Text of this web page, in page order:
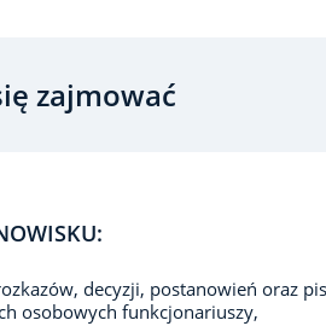
zajmować
decyzji, postanowień oraz
osobowych funkcjonariuszy,